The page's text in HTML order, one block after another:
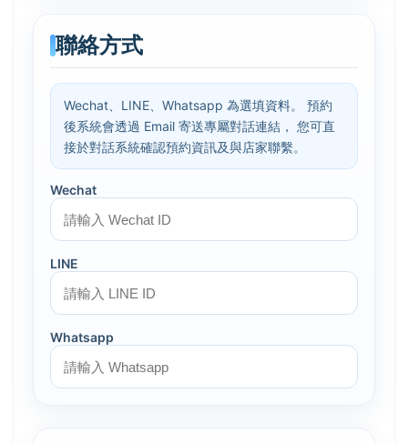
聯絡方式
Wechat、LINE、Whatsapp 為選填資料。 預約
後系統會透過 Email 寄送專屬對話連結， 您可直
接於對話系統確認預約資訊及與店家聯繫。
Wechat
LINE
Whatsapp